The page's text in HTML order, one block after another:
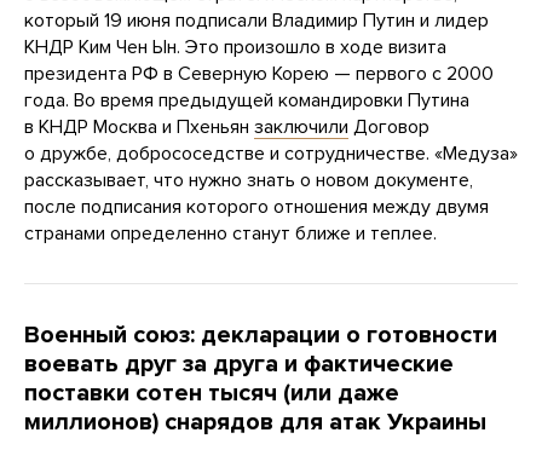
который 19 июня подписали Владимир Путин и лидер
КНДР Ким Чен Ын. Это произошло в ходе визита
президента РФ в Северную Корею — первого с 2000
года. Во время предыдущей командировки Путина
в КНДР Москва и Пхеньян заключили Договор
о дружбе, добрососедстве и сотрудничестве. «Медуза»
рассказывает, что нужно знать о новом документе,
после подписания которого отношения между двумя
странами определенно станут ближе и теплее.
Военный союз: декларации о готовности
воевать друг за друга и фактические
поставки сотен тысяч (или даже
миллионов) снарядов для атак Украины